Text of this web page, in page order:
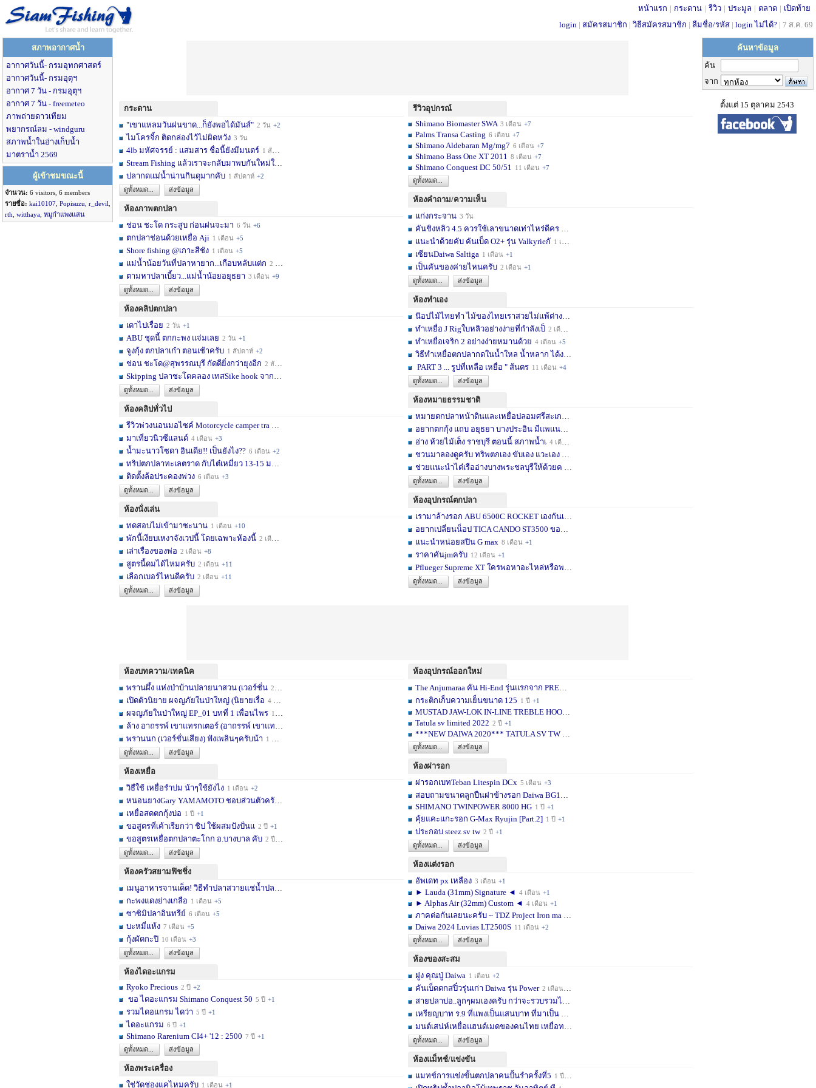
หน้าแรก | กระดาน | รีวิว | ประมูล | ตลาด | เปิดท้าย
login | สมัครสมาชิก | วิธีสมัครสมาชิก | ลืมชื่อ/รหัส | login ไม่ได้? | 7 ส.ค. 69
สภาพอากาศน้ำ
อากาศวันนี้- กรมอุทกศาสตร์
อากาศวันนี้- กรมอุตุฯ
อากาศ 7 วัน - กรมอุตุฯ
อากาศ 7 วัน - freemeteo
ภาพถ่ายดาวเทียม
พยากรณ์ลม - windguru
สภาพน้ำในอ่างเก็บน้ำ
มาตราน้ำ 2569
ผู้เข้าชมขณะนี้
จำนวน: 6 visitors, 6 members
รายชื่อ: kai10107 Popisuzu r_devil
rth witthaya หมูกำแพงแสน
กระดาน
"เขาแหลมวันฝนขาด...ก็ยังพอได้มันส์" 2 วัน +2
ไมโครจิ้ก ติดกล่องไว้ไม่ผิดหวัง 3 วัน
4lb มหัศจรรย์ : แสมสาร ชื่อนี้ยังมีมนตร์ 1 สัปดาห์
Stream Fishing แล้วเราจะกลับมาพบกันใหม่ใ
ปลากดแม่น้ำน่านกินดุมากคับ 1 สัปดาห์ +2
ดูทั้งหมด...
ส่งข้อมูล
ห้องภาพตกปลา
ช่อน ชะโด กระสูบ ก่อนฝนจะมา 6 วัน +6
ตกปลาช่อนด้วยเหยื่อ Aji 1 เดือน +5
Shore fishing @เกาะสีชัง 1 เดือน +5
แม่น้ำน้อยวันที่ปลาหายาก...เกือบหลับแต่ก 2 เดือน
ตามหาปลาเบี้ยว...แม่น้ำน้อยอยุธยา 3 เดือน +9
ดูทั้งหมด...
ส่งข้อมูล
ห้องคลิปตกปลา
เดาไปเรื่อย 2 วัน +1
ABU ชุดนี้ ตกกะพง แจ่มเลย 2 วัน +1
จูงกุ้ง ตกปลาเก๋า ตอนเช้าครับ 1 สัปดาห์ +2
ช่อน ชะโด@สุพรรณบุรี กัดดียิ่งกว่ายุงอีก 2 สัปดาห์
Skipping ปลาชะโดคลอง เทสSike hook จากLF
ดูทั้งหมด...
ส่งข้อมูล
ห้องคลิปทั่วไป
รีวิวพ่วงนอนมอไซค์ Motorcycle camper tra
มาเที่ยวนิวซีแลนด์ 4 เดือน +3
น้ำมะนาวโซดา อินเดีย!! เป็นยังไง?? 6 เดือน +2
ทริปตกปลาทะเลตราด กับไต๋เหมี่ยว 13-15 มก
ติดตั้งล้อประคองพ่วง 6 เดือน +3
ดูทั้งหมด...
ส่งข้อมูล
ห้องนั่งเล่น
ทดสอบไม่เข้ามาซะนาน 1 เดือน +10
พักนี้เงียบเหงาจังเวปนี้ โดยเฉพาะห้องนี้ 2 เดือน
เล่าเรื่องของพ่อ 2 เดือน +8
สูตรนี้ดมได้ไหมครับ 2 เดือน +11
เลือกเบอร์ไหนดีครับ 2 เดือน +11
ดูทั้งหมด...
ส่งข้อมูล
รีวิวอุปกรณ์
Shimano Biomaster SWA 3 เดือน +7
Palms Transa Casting 6 เดือน +7
Shimano Aldebaran Mg/mg7 6 เดือน +7
Shimano Bass One XT 2011 8 เดือน +7
Shimano Conquest DC 50/51 11 เดือน +7
ดูทั้งหมด...
ห้องคำถาม/ความเห็น
แก่งกระจาน 3 วัน
คันชิงหลิว 4.5 ควรใช้เลาขนาดเท่าไหร่ดีคร
แนะนำด้วยคับ คันเบ็ด O2+ รุ่น Valkyrieกั 1 เดือน
เซียนDaiwa Saltiga 1 เดือน +1
เป็นคันของค่ายไหนครับ 2 เดือน +1
ดูทั้งหมด...
ส่งข้อมูล
ห้องทำเอง
น๊อปไม้ไทยทำ ไม้ของไทยเราสวยไม่แพ้ต่างชา
ทำเหยื่อ J Rigใบหลิวอย่างง่ายที่กำลังเป็ 2 เดือน
ทำเหยื่อเจริก 2 อย่างง่ายหมานด้วย 4 เดือน +5
วิธีทำเหยื่อตกปลากดในน้ำใหล น้ำหลาก ได้ง
PART 3 ... รูปที่เหลือ เหยื่อ " ส้นตร 11 เดือน +4
ดูทั้งหมด...
ส่งข้อมูล
ห้องหมายธรรมชาติ
หมายตกปลาหน้าดินและเหยื่อปลอมศรีสะเกษครั
อยากตกกุ้ง แถบ อยุธยา บางประอิน มีแพแนะน
อ่าง ห้วยไม้เต็ง ราชบุรี ตอนนี้ สภาพน้ำเ 4 เดือน
ชวนมาลองดูครับ ทริพตกเอง ขับเอง แวะเอง จ
ช่วยแนะนำไต๋เรืออ่างบางพระชลบุรีให้ด้วยค
ดูทั้งหมด...
ส่งข้อมูล
ห้องอุปกรณ์ตกปลา
เรามาล้างรอก ABU 6500C ROCKET เองกันเถอ
อยากเปลี่ยนน็อป TICA CANDO ST3500 ขอคำแน
แนะนำหน่อยสปิน G max 8 เดือน +1
ราคาคันjmครับ 12 เดือน +1
Pflueger Supreme XT ใครพอหาอะไหล่หรือพอซ
ดูทั้งหมด...
ส่งข้อมูล
ห้องบทความ/เทคนิค
พรานผึ้ง แห่งป่าบ้านปลายนาสวน (เวอร์ชั่น 2 เดือน
เปิดตัวนิยาย ผจญภัยในป่าใหญ่ (นิยายเรื่อ 4 เดือน
ผจญภัยในป่าใหญ่ EP_01 บทที่ 1 เพื่อนไพร 11 เดือน
ล้าง อาถรรพ์ เขาแทรกเตอร์ (อาถรรพ์ เขาแท
พรานนก (เวอร์ชั่นเสียง) ฟังเพลินๆครับน้า 1 ปี
ดูทั้งหมด...
ส่งข้อมูล
ห้องเหยื่อ
วิธืใช้ เหยื่อรำบ่ม น้าๆใช้ยังไง 1 เดือน +2
หนอนยางGary YAMAMOTO ชอบส่วนตัวครับ... เ
เหยื่อสดตกกุ้งบ่อ 1 ปี +1
ขอสูตรที่เค้าเรียกว่า ชิป ใช้ผสมปังปั่นแ 2 ปี +1
ขอสูตรเหยื่อตกปลาตะโกก อ.บางบาล คับ 2 ปี
ดูทั้งหมด...
ส่งข้อมูล
ห้องครัวสยามฟิชชิ่ง
เมนูอาหารจานเด็ด! วิธีทำปลาสวายแช่น้ำปลา
กะพงแดงย่างเกลือ 1 เดือน +5
ซาซิมิปลาอินทรีย์ 6 เดือน +5
บะหมี่แห้ง 7 เดือน +5
กุ้งผัดกะปิ 10 เดือน +3
ดูทั้งหมด...
ส่งข้อมูล
ห้องไดอะแกรม
Ryoko Precious 2 ปี +2
ขอ ไดอะแกรม Shimano Conquest 50 5 ปี +1
รวมไดอแกรม ไดว่า 5 ปี +1
ไดอะแกรม 6 ปี +1
Shimano Rarenium CI4+ '12 : 2500 7 ปี +1
ดูทั้งหมด...
ส่งข้อมูล
ห้องพระเครื่อง
ใช่วัดช่องแคไหมครับ 1 เดือน +1
ห้องอุปกรณ์ออกใหม่
The Anjumaraa คัน Hi-End รุ่นแรกจาก PREY
กระติกเก็บความเย็นขนาด 125 1 ปี +1
MUSTAD JAW-LOK IN-LINE TREBLE HOOK - 5X
Tatula sv limited 2022 2 ปี +1
***NEW DAIWA 2020*** TATULA SV TW
ดูทั้งหมด...
ส่งข้อมูล
ห้องผ่ารอก
ผ่ารอกเบทTeban Litespin DCx 5 เดือน +3
สอบถามขนาดลูกปืนฝาข้างรอก Daiwa BG10
SHIMANO TWINPOWER 8000 HG 1 ปี +1
คุ้ยแคะแกะรอก G-Max Ryujin [Part.2] 1 ปี +1
ประกอบ steez sv tw 2 ปี +1
ดูทั้งหมด...
ส่งข้อมูล
ห้องแต่งรอก
อัพเดท px เหลือง 3 เดือน +1
► Lauda (31mm) Signature ◄ 4 เดือน +1
► Alphas Air (32mm) Custom ◄ 4 เดือน +1
ภาคต่อกันเลยนะครับ ~ TDZ Project Iron ma
Daiwa 2024 Luvias LT2500S 11 เดือน +2
ดูทั้งหมด...
ส่งข้อมูล
ห้องของสะสม
ฝูง คุณปู่ Daiwa 1 เดือน +2
คันเบ็ดตกสปิ๋วรุ่นเก่า Daiwa รุ่น Power 2 เดือน
สายปลาบ่อ..ลูกๆผมเองครับ กว่าจะรวบรวมได้
เหรียญบาท ร.9 ที่แพงเป็นแสนบาท ที่มาเป็น
มนต์เสน่ห์เหยื่อแฮนด์เมดของคนไทย เหยื่อท
ดูทั้งหมด...
ส่งข้อมูล
ห้องแม็ทช์/แข่งขัน
แมทช์การแข่งขั้นตกปลาคนปั้นรำครั้งที่5 1 ปี
ค้นหาข้อมูล
ค้น
จาก
ตั้งแต่ 15 ตุลาคม 2543